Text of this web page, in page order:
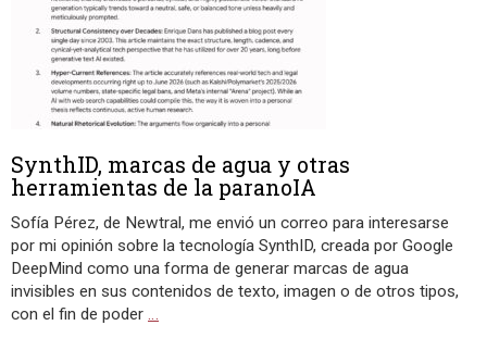
SynthID, marcas de agua y otras
herramientas de la paranoIA
Sofía Pérez, de Newtral, me envió un correo para interesarse
por mi opinión sobre la tecnología SynthID, creada por Google
DeepMind como una forma de generar marcas de agua
invisibles en sus contenidos de texto, imagen o de otros tipos,
con el fin de poder …